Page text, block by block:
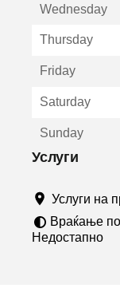
о
р
Wednesday
Thursday
Friday
Saturday
Sunday
Услуги
Услуги на
Враќање
Недостапно